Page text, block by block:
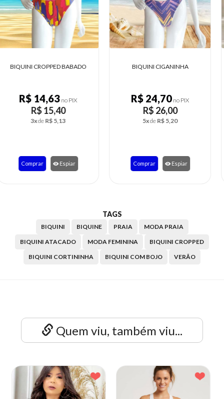
BIQUINI CIGANINHA
R$ 24,70no PIX
R$ 26,00
5xdeR$ 5,20
Comprar Espiar
BIQUINI FRENTE ÚNICA LISO E
R$ 14,62no PIX
R$ 15,39
3xdeR$ 5,13
Comprar Espiar
TAGS
BIQUINI BIQUINE PRAIA
MODA PRAIA
BIQUINI ATACADO
MODA FEMININA
BIQUINI CROPPED
BIQUINI CORTININHA
BIQUINI COM BOJO VERÃO
Quem viu, também viu...